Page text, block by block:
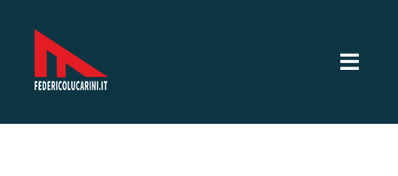
contenuto
Servizi Video